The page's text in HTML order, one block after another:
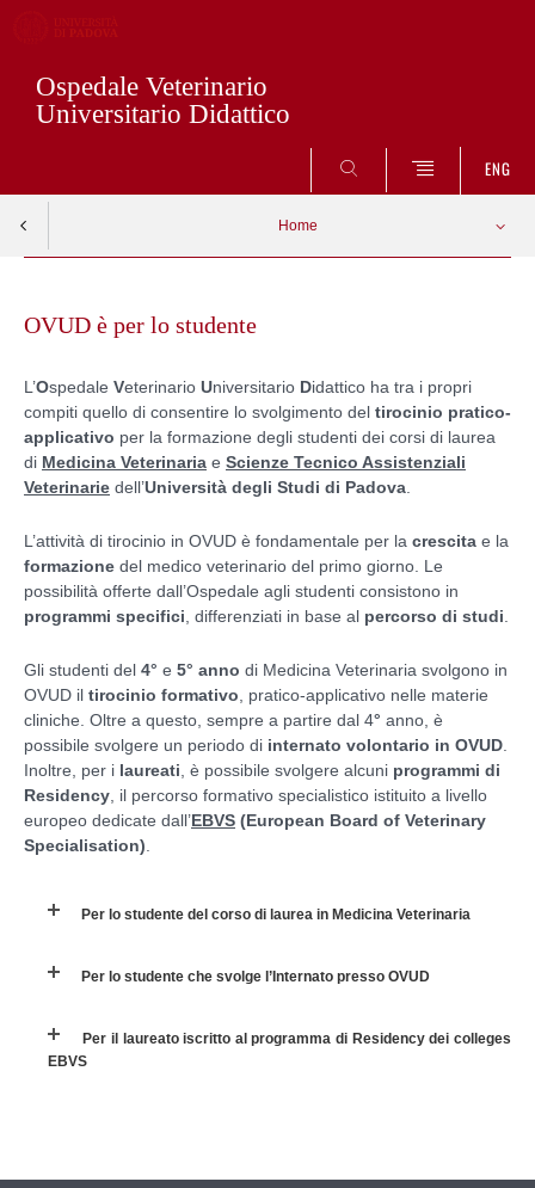
Ospedale Veterinario
Universitario Didattico
CERCA
ENG
Home
contentOVUD è per lo studente
L’Ospedale Veterinario Universitario Didattico ha tra i propri
compiti quello di consentire lo svolgimento del tirocinio pratico-
applicativo per la formazione degli studenti dei corsi di laurea
di Medicina Veterinaria e Scienze Tecnico Assistenziali
Veterinarie dell’Università degli Studi di Padova
L’attività di tirocinio in OVUD è fondamentale per la crescita e la
formazione del medico veterinario del primo giorno. Le
possibilità offerte dall’Ospedale agli studenti consistono in
programmi specifici , differenziati in base al percorso di studi
Gli studenti del 4° e 5° anno di Medicina Veterinaria svolgono in
OVUD il tirocinio formativo , pratico-applicativo nelle materie
cliniche. Oltre a questo, sempre a partire dal 4° anno, è
possibile svolgere un periodo di internato volontario in OVUD
Inoltre, per i laureati , è possibile svolgere alcuni programmi di
Residency , il percorso formativo specialistico istituito a livello
europeo dedicate dall’EBVS (European Board of Veterinary
Specialisation)
Per lo studente del corso di laurea in Medicina Veterinaria
Per lo studente che svolge l’Internato presso OVUD
Per il laureato iscritto al programma di Residency dei colleges
EBVS